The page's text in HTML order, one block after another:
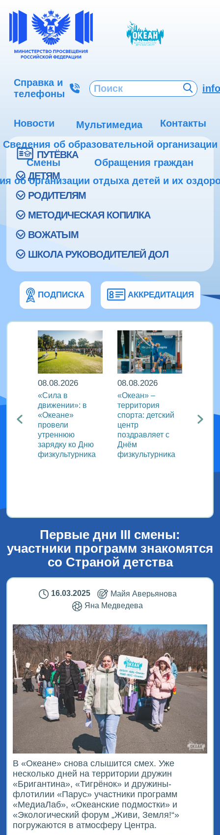
Справка и
телефоны
Новости Мультимедиа
Контакты
Сведения об образовательной организации
Смены
Обращения граждан
об организации отдыха детей и их
ПУТЁВКА
ДЕТЯМ
РОДИТЕЛЯМ
МЕТОДИЧЕСКАЯ КОПИЛКА
ВОЖАТЫМ
ШКОЛА РУКОВОДИТЕЛЕЙ ДОЛ
ПОДПИСКА АККРЕДИТАЦИЯ
с
08.08.2026
«Сила в
движении»: в
«Океане»
провели
утреннюю
зарядку ко Дню
физкультурника
08.08.2026
«Океан» –
территория
спорта: детский
центр
поздравляет с
Днём
физкультурника
Первые дни III смены:
участники программ знакомятся
со Страной детства
16.03.2025
Майя Аверьянова
Яна Медведева
В «Океане» снова слышится смех. Уже
несколько дней на территории дружин
«Бригантина», «Тигрёнок» и дружины-
флотилии «Парус» участники программ
«МедиаЛаб», «Океанские подмостки» и
«Экологический форум „Живи, Земля!“»
погружаются в атмосферу Центра.